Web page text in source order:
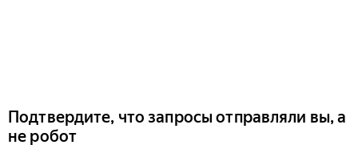
Подтвердите, что запросы отправляли вы, а
не робот